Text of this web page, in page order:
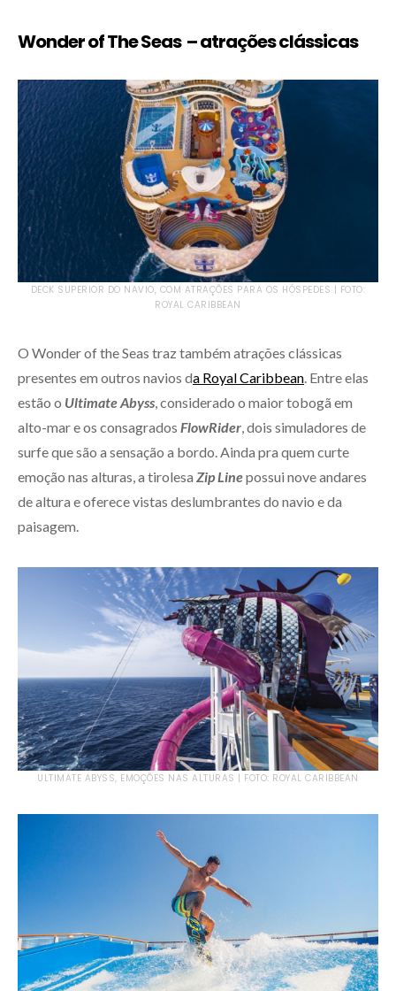
Wonder of The Seas – atrações clássicas
DECK SUPERIOR DO NAVIO, COM ATRAÇÕES PARA OS HÓSPEDES | FOTO:
ROYAL CARIBBEAN
O Wonder of the Seas traz também atrações clássicas
presentes em outros navios da Royal Caribbean. Entre elas
estão o Ultimate Abyss,considerado o maior tobogã em
alto-mar e os consagrados FlowRider, dois simuladores de
surfe que são a sensação a bordo. Ainda pra quem curte
emoção nas alturas, a tirolesa Zip Linepossui nove andares
de altura e oferece vistas deslumbrantes do navio e da
paisagem.
ULTIMATE ABYSS, EMOÇÕES NAS ALTURAS | FOTO: ROYAL CARIBBEAN